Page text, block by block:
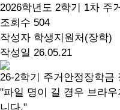
2026학년도 2학기 1차 주
조회수 504
작성자 학생지원처(장학)
작성일 26.05.21
26-2학기 주거안정장학금
"파일 명이 길 경우 브라
니다."